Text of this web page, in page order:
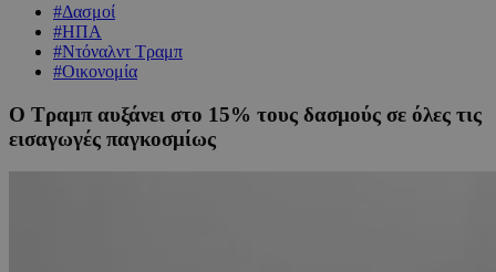
#Δασμοί
#ΗΠΑ
#Ντόναλντ Τραμπ
#Οικονομία
Ο Τραμπ αυξάνει στο 15% τους δασμούς σε όλες τις
εισαγωγές παγκοσμίως